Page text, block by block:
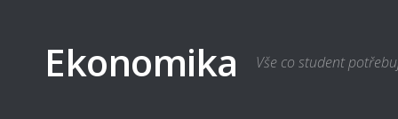
Ekonomika Vše co student